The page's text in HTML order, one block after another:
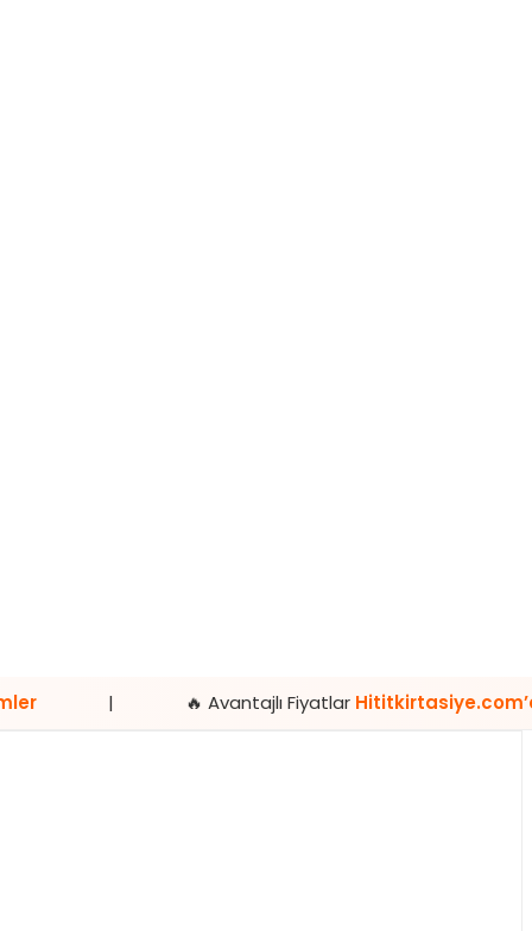
🔥 Avantajlı FiyatlarHititkirtasiye.com’da |